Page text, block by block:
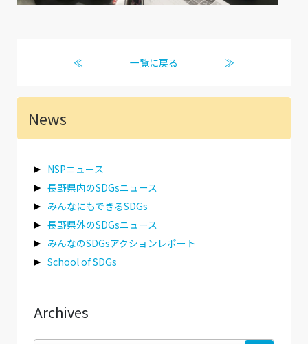
≪ 一覧に戻る ≫
News
NSPニュース
長野県内のSDGsニュース
みんなにもできるSDGs
長野県外のSDGsニュース
みんなのSDGsアクションレポート
School of SDGs
Archives